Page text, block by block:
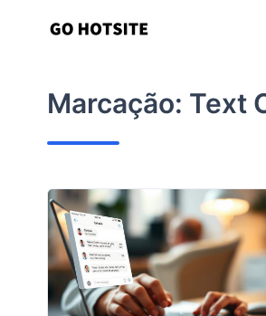
conteúdoMarcação: Text